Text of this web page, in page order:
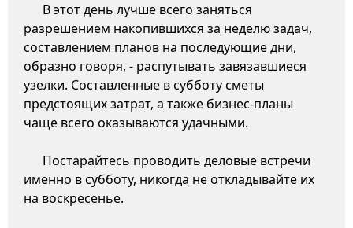
В этот день лучше всего заняться
разрешением накопившихся за неделю задач,
составлением планов на последующие дни,
образно говоря, - распутывать завязавшиеся
узелки. Составленные в субботу сметы
предстоящих затрат, а также бизнес-планы
чаще всего оказываются удачными.
Постарайтесь проводить деловые встречи
именно в субботу, никогда не откладывайте их
на воскресенье.